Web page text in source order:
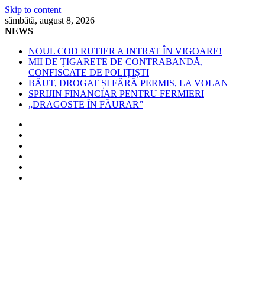
Skip to content
sâmbătă, august 8, 2026
NEWS
NOUL COD RUTIER A INTRAT ÎN VIGOARE!
MII DE ȚIGARETE DE CONTRABANDĂ,
CONFISCATE DE POLIȚIȘTI
BĂUT, DROGAT ȘI FĂRĂ PERMIS, LA VOLAN
SPRIJIN FINANCIAR PENTRU FERMIERI
„DRAGOSTE ÎN FĂURAR”